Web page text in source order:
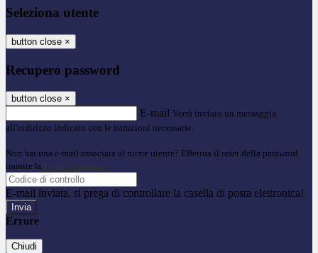
Seleziona utente
button close ×
Recupero password
button close ×
E-mail Verrà inviato un messaggio
all'indirizzo indicato con le istruzioni necessarie.
Non hai una e-mail associata al nome utente? Effettua il reset della password
tramite la Login Spaggiari
E-mail inviata, si prega di controllare la casella di posta elettronica!
Errore
Chiudi